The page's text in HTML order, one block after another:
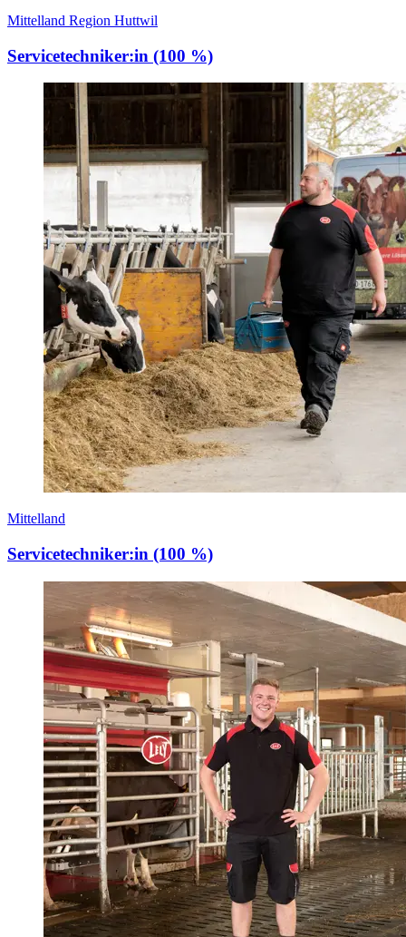
Mittelland Region Huttwil
Servicetechniker:in (100 %)
Mittelland
Servicetechniker:in (100 %)